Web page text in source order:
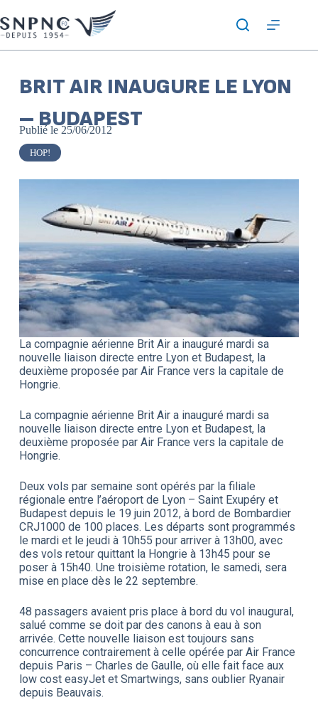
BRIT AIR INAUGURE LE LYON
– BUDAPEST
Publié le 25/06/2012
HOP!
La compagnie aérienne Brit Air a inauguré mardi sa
nouvelle liaison directe entre Lyon et Budapest, la
deuxième proposée par Air France vers la capitale de
Hongrie.
La compagnie aérienne Brit Air a inauguré mardi sa
nouvelle liaison directe entre Lyon et Budapest, la
deuxième proposée par Air France vers la capitale de
Hongrie.
Deux vols par semaine sont opérés par la filiale
régionale entre l’aéroport de Lyon – Saint Exupéry et
Budapest depuis le 19 juin 2012, à bord de Bombardier
CRJ1000 de 100 places. Les départs sont programmés
le mardi et le jeudi à 10h55 pour arriver à 13h00, avec
des vols retour quittant la Hongrie à 13h45 pour se
poser à 15h40. Une troisième rotation, le samedi, sera
mise en place dès le 22 septembre.
48 passagers avaient pris place à bord du vol inaugural,
salué comme se doit par des canons à eau à son
arrivée. Cette nouvelle liaison est toujours sans
concurrence contrairement à celle opérée par Air France
depuis Paris – Charles de Gaulle, où elle fait face aux
low cost easyJet et Smartwings, sans oublier Ryanair
depuis Beauvais.